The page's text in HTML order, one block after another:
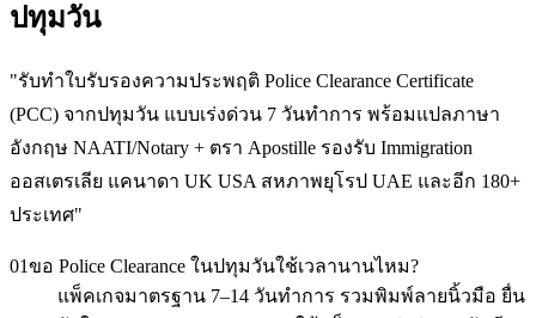
ปทุมวัน
"รับทำใบรับรองความประพฤติ Police Clearance Certificate
(PCC) จากปทุมวัน แบบเร่งด่วน 7 วันทำการ พร้อมแปลภาษา
อังกฤษ NAATI/Notary + ตรา Apostille รองรับ Immigration
ออสเตรเลีย แคนาดา UK USA สหภาพยุโรป UAE และอีก 180+
ประเทศ"
01ขอ Police Clearance ในปทุมวันใช้เวลานานไหม?
แพ็คเกจมาตรฐาน 7–14 วันทำการ รวมพิมพ์ลายนิ้วมือ ยื่น